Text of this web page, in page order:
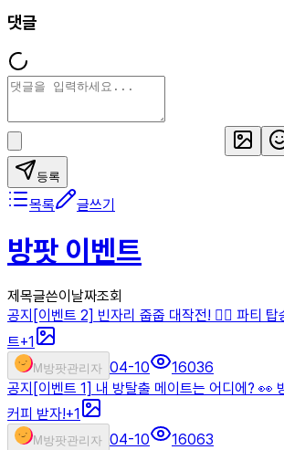
댓글
등록
목록 글쓰기
방팟 이벤트
제목글쓴이 날짜조회
공지 [이벤트 2] 빈자리 줍줍 대작전! 🏃‍♂️ 파티 탑
트+1
M 방팟관리자 04-10
16036
공지 [이벤트 1] 내 방탈출 메이트는 어디에? 👀
커피 받자!+1
M 방팟관리자 04-10
16063